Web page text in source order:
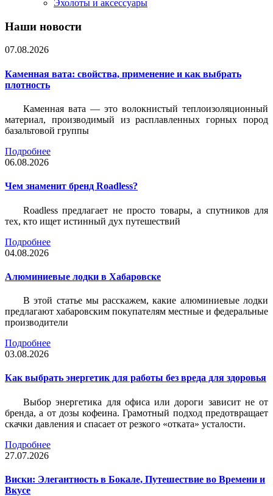
Эхолоты и аксессуары
Наши новости
07.08.2026
Каменная вата: свойства, применение и как выбрать
плотность
Каменная вата — это волокнистый теплоизоляционный
материал, производимый из расплавленных горных пород
базальтовой группы
Подробнее
06.08.2026
Чем знаменит бренд Roadless?
Roadless предлагает не просто товары, а спутников для
тех, кто ищет истинный дух путешествий
Подробнее
04.08.2026
Алюминиевые лодки в Хабаровске
В этой статье мы расскажем, какие алюминиевые лодки
предлагают хабаровским покупателям местные и федеральные
производители
Подробнее
03.08.2026
Как выбрать энергетик для работы без вреда для здоровья
Выбор энергетика для офиса или дороги зависит не от
бренда, а от дозы кофеина. Грамотный подход предотвращает
скачки давления и спасает от резкого «отката» усталости.
Подробнее
27.07.2026
Виски: Элегантность в Бокале, Путешествие во Времени и
Вкусе